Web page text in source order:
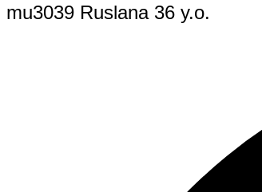
mu3039 Ruslana 36 y.o.